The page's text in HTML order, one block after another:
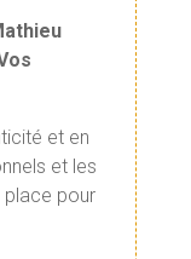
et en
et les
place pour